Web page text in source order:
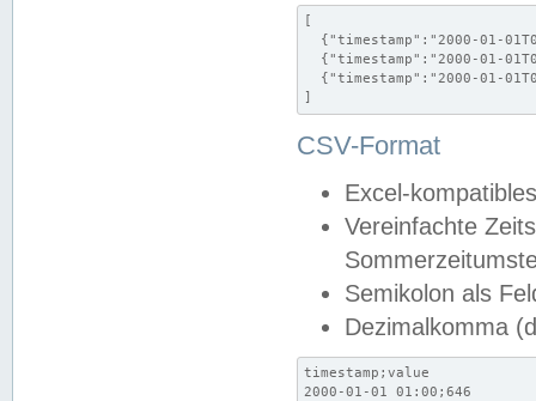
[
{"timestamp":"2000-01-
{"timestamp":"2000-01-
{"timestamp":"2000-01-
]
CSV-Format
Excel-
Vereinfachte
Semikolon als
Dezimalkomma
timestamp;value
2000-01-01 01:00;646